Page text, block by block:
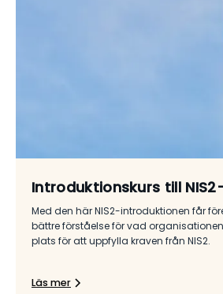
Introduktionskurs till
Med den här NIS2-introduktionen får
bättre förståelse för vad
plats för att uppfylla kraven från NIS2.
Läs mer